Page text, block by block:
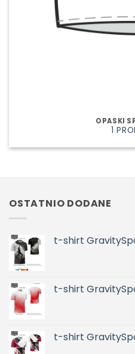
OPASKI
1
OSTATNIO DODANE
t-shirt
t-shirt
t-shirt